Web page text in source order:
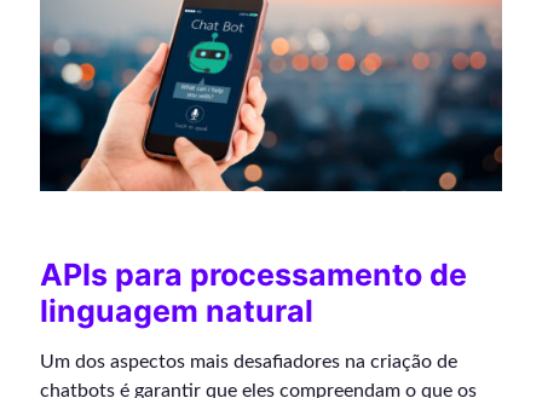
APIs para processamento de
linguagem natural
Um dos aspectos mais desafiadores na criação de
chatbots é garantir que eles compreendam o que os